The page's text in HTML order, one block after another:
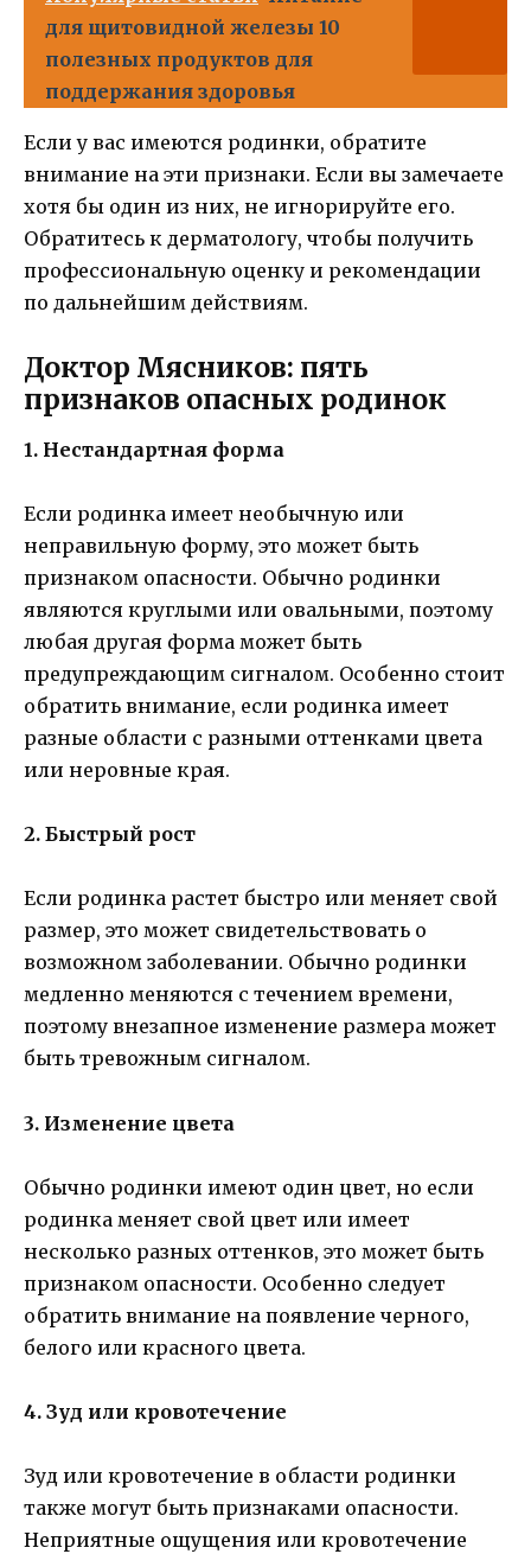
для щитовидной железы 10
полезных продуктов для
поддержания здоровья
Если у вас имеются родинки, обратите
внимание на эти признаки. Если вы замечаете
хотя бы один из них, не игнорируйте его.
Обратитесь к дерматологу, чтобы получить
профессиональную оценку и рекомендации
по дальнейшим действиям.
Доктор Мясников: пять
признаков опасных родинок
1. Нестандартная форма
Если родинка имеет необычную или
неправильную форму, это может быть
признаком опасности. Обычно родинки
являются круглыми или овальными, поэтому
любая другая форма может быть
предупреждающим сигналом. Особенно стоит
обратить внимание, если родинка имеет
разные области с разными оттенками цвета
или неровные края.
2. Быстрый рост
Если родинка растет быстро или меняет свой
размер, это может свидетельствовать о
возможном заболевании. Обычно родинки
медленно меняются с течением времени,
поэтому внезапное изменение размера может
быть тревожным сигналом.
3. Изменение цвета
Обычно родинки имеют один цвет, но если
родинка меняет свой цвет или имеет
несколько разных оттенков, это может быть
признаком опасности. Особенно следует
обратить внимание на появление черного,
белого или красного цвета.
4. Зуд или кровотечение
Зуд или кровотечение в области родинки
также могут быть признаками опасности.
Неприятные ощущения или кровотечение